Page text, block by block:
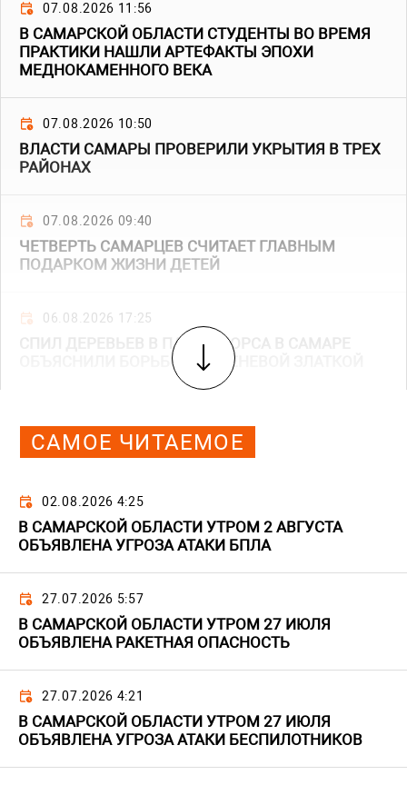
07.08.2026 11:56
В САМАРСКОЙ ОБЛАСТИ СТУДЕНТЫ ВО ВРЕМЯ
ПРАКТИКИ НАШЛИ АРТЕФАКТЫ ЭПОХИ
МЕДНОКАМЕННОГО ВЕКА
07.08.2026 10:50
ВЛАСТИ САМАРЫ ПРОВЕРИЛИ УКРЫТИЯ В ТРЕХ
РАЙОНАХ
07.08.2026 09:40
ЧЕТВЕРТЬ САМАРЦЕВ СЧИТАЕТ ГЛАВНЫМ
ПОДАРКОМ ЖИЗНИ ДЕТЕЙ
06.08.2026 17:25
СПИЛ ДЕРЕВЬЕВ В ПАРКЕ ЩОРСА В САМАРЕ
ОБЪЯСНИЛИ БОРЬБОЙ С ЯСЕНЕВОЙ ЗЛАТКОЙ
САМОЕ ЧИТАЕМОЕ
02.08.2026 4:25
В САМАРСКОЙ ОБЛАСТИ УТРОМ 2 АВГУСТА
ОБЪЯВЛЕНА УГРОЗА АТАКИ БПЛА
27.07.2026 5:57
В САМАРСКОЙ ОБЛАСТИ УТРОМ 27 ИЮЛЯ
ОБЪЯВЛЕНА РАКЕТНАЯ ОПАСНОСТЬ
27.07.2026 4:21
В САМАРСКОЙ ОБЛАСТИ УТРОМ 27 ИЮЛЯ
ОБЪЯВЛЕНА УГРОЗА АТАКИ БЕСПИЛОТНИКОВ